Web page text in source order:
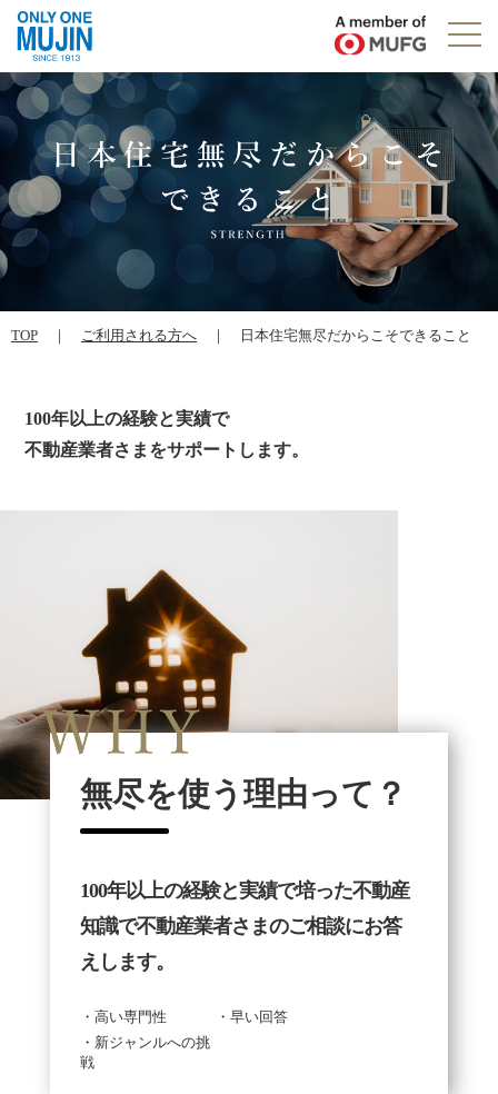
TOP ｜ ご利用される方へ ｜ 日本住宅無尽だからこそできること
100年以上の経験と実績で
不動産業者さまをサポートします。
無尽を使う理由って？
100年以上の経験と実績で培った不動産
知識で不動産業者さまのご相談にお答
えします。
・高い専門性
・早い回答
・新ジャンルへの挑
戦